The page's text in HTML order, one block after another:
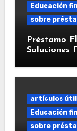
Educación
sobre
Préstamo
Soluciones
artículos
Educación
sobre